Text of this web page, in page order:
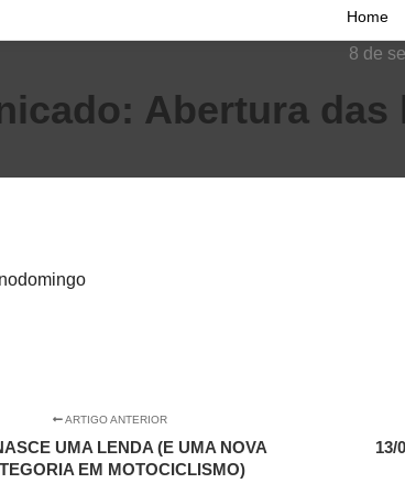
Home
8 de
Abertura
ARTIGO ANTERIOR
UMA LENDA (E UMA NOVA
EM MOTOCICLISMO)
13/